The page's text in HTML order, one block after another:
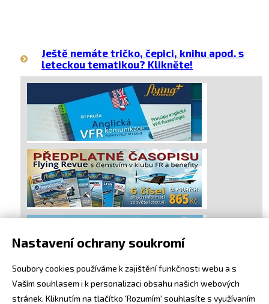
Ještě nemáte tričko, čepici, knihu apod. s
leteckou tematikou? Klikněte!
Nastavení ochrany soukromí
Soubory cookies používáme k zajištění funkčnosti webu a s
Vaším souhlasem i k personalizaci obsahu našich webových
stránek. Kliknutím na tlačítko 'Rozumím' souhlasíte s využívaním